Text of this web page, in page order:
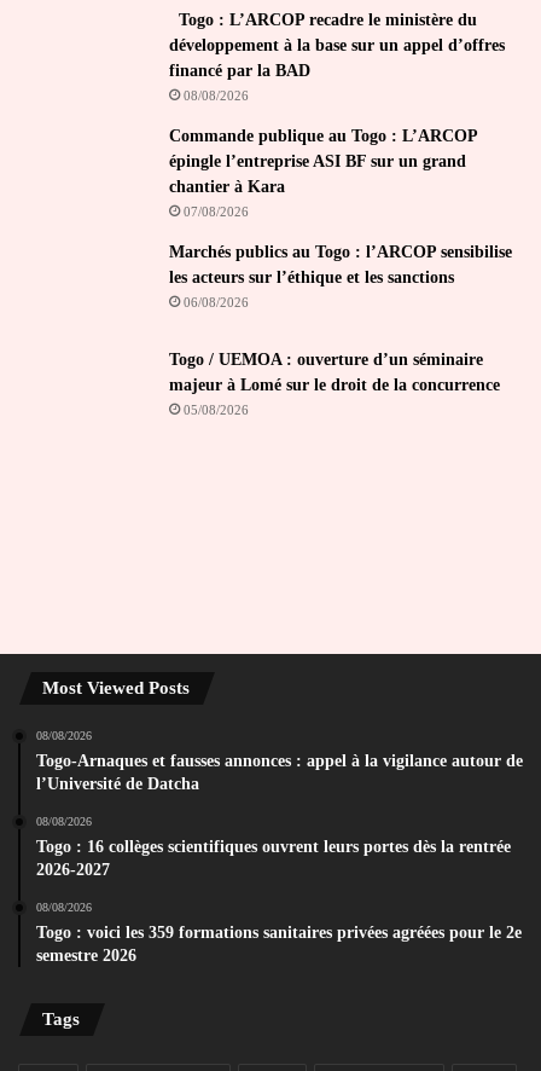
Togo : L’ARCOP recadre le ministère du
développement à la base sur un appel d’offres
financé par la BAD
08/08/2026
Commande publique au Togo : L’ARCOP
épingle l’entreprise ASI BF sur un grand
chantier à Kara
07/08/2026
Marchés publics au Togo : l’ARCOP sensibilise
les acteurs sur l’éthique et les sanctions
06/08/2026
Togo / UEMOA : ouverture d’un séminaire
majeur à Lomé sur le droit de la concurrence
05/08/2026
Most Viewed Posts
08/08/2026
Togo-Arnaques et fausses annonces : appel à la vigilance autour de
l’Université de Datcha
08/08/2026
Togo : 16 collèges scientifiques ouvrent leurs portes dès la rentrée
2026-2027
08/08/2026
Togo : voici les 359 formations sanitaires privées agréées pour le 2e
semestre 2026
Tags